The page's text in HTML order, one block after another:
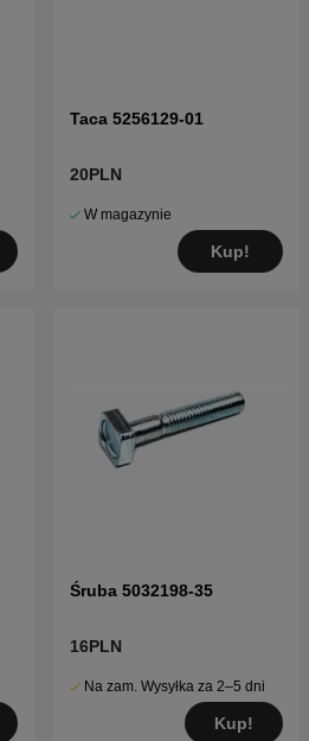
Taca 5256129-01
20PLN
W magazynie
Kup!
Śruba 5032198-35
16PLN
Na zam. Wysyłka za 2–5 dni
Kup!